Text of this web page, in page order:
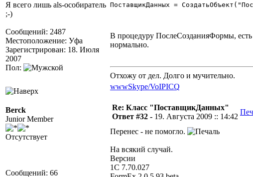
Я всего лишь als-особиратель
;-)
Сообщений: 2487
Местоположение: Уфа
Зарегистрирован: 18. Июля
2007
Пол:
ПоставщикДанных =
В процедуру ПослеСозданияФормы, есть
нормально.
Отхожу от дел. Долго и мучительно.
wwwSkype/VoIPICQ
Berck
Junior Member
Отсутствует
Сообщений: 66
Re: Класс "ПоставщикДанных"
Ответ #32 - 19. Августа 2009 :: 14:42
Перенес - не помогло.
На всякий случай.
Версии
1С 7.70.027